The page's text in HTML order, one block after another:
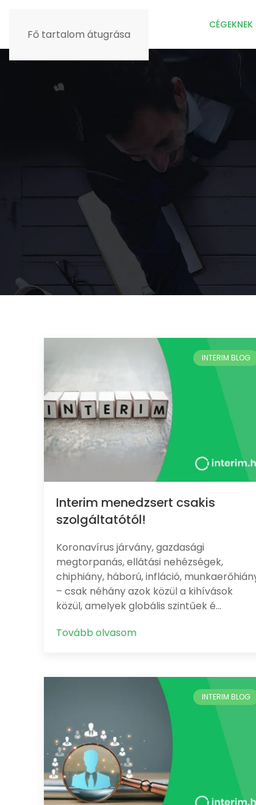
Fő tartalom átugrása
CÉGEKNEK
Interim menedzsert csakis
szolgáltatótól!
Koronavírus járvány, gazdasági
megtorpanás, ellátási nehézségek,
chiphiány, háború, infláció,
– csak néhány azok közül a kihívások
közül, amelyek globális szintűek é…
Tovább olvasom